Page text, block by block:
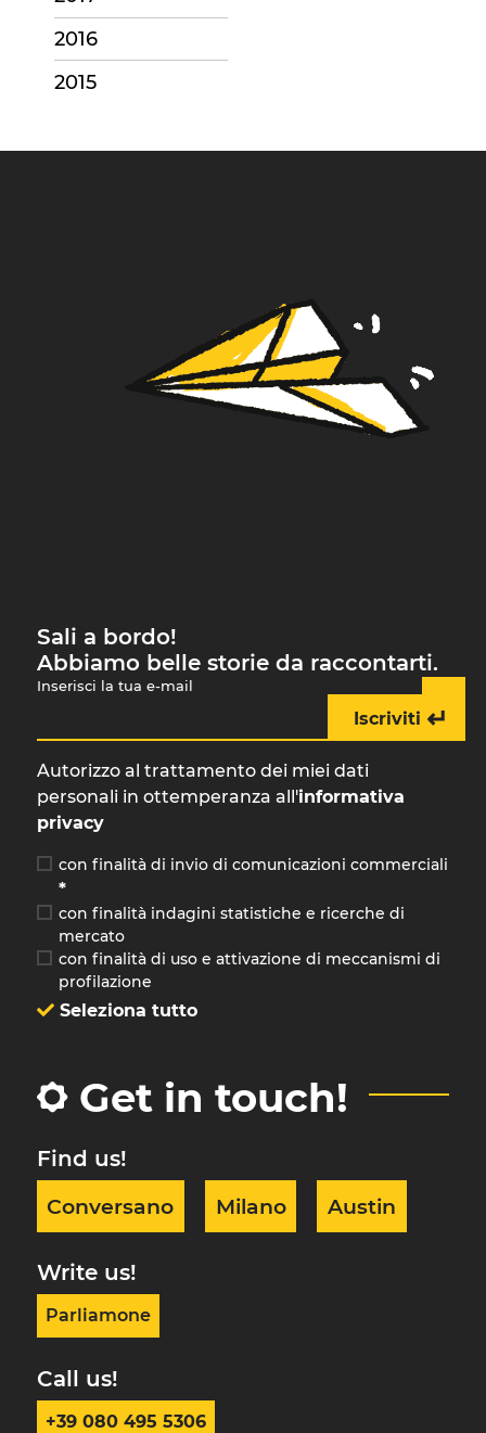
2016
2015
Sali a bordo!
Abbiamo belle storie da raccontarti.
Inserisci la tua e-mail
Iscriviti ↵
Autorizzo al trattamento dei miei dati
personali in ottemperanza all'informativa
privacy
con finalità di invio di comunicazioni commerciali
*
con finalità indagini statistiche e ricerche di
mercato
con finalità di uso e attivazione di meccanismi di
profilazione
Seleziona tutto
Get in touch!
Find us!
Conversano
Milano Austin
Write us!
Parliamone
Call us!
+39 080 495 5306